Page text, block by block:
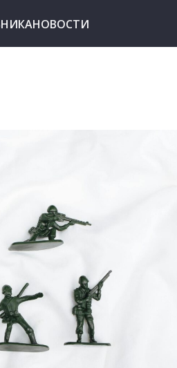
НОВОСТИ